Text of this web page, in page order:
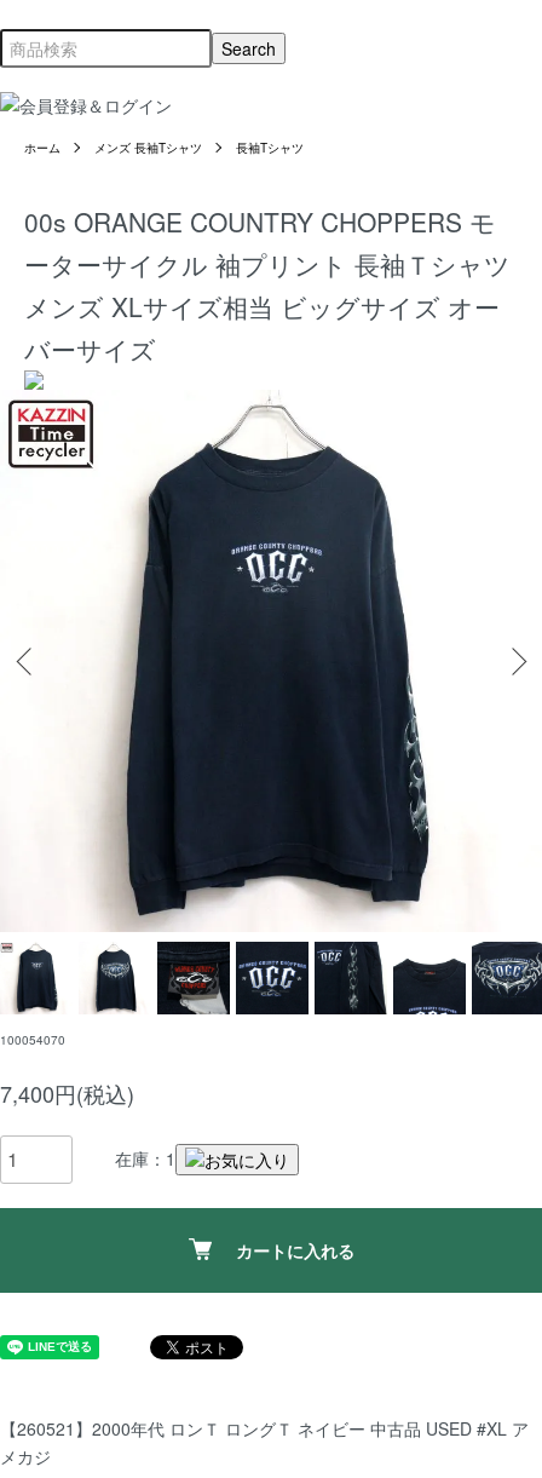
ホーム メンズ 長袖Tシャツ 長袖Tシャツ
00s ORANGE COUNTRY CHOPPERS モ
ーターサイクル 袖プリント 長袖Ｔシャツ
メンズ XLサイズ相当 ビッグサイズ オー
バーサイズ
100054070
7,400円(税込)
在庫：1
カートに入れる
【260521】2000年代 ロンＴ ロングＴ ネイビー 中古品 USED #XL ア
メカジ